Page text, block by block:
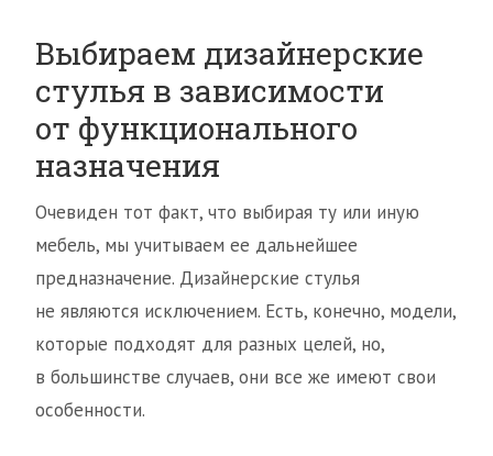
Выбираем дизайнерские
стулья в зависимости
от функционального
назначения
Очевиден тот факт, что выбирая ту или иную
мебель, мы учитываем ее дальнейшее
предназначение. Дизайнерские стулья
не являются исключением. Есть, конечно, модели,
которые подходят для разных целей, но,
в большинстве случаев, они все же имеют свои
особенности.